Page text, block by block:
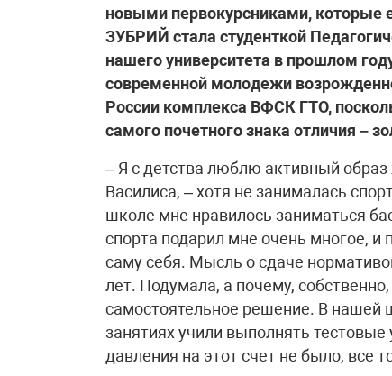
новыми первокурсниками, которые
ЗУБРИЙ стала студенткой
нашего университета в прошлом
современной молодежи
России комплекса ВФСК ГТО,
самого почетного знака отличия –
– Я ​с детства люблю активный образ
Василиса, – хотя не занималась
школе мне нравилось заниматься
спорта подарил мне очень многое,
саму себя. Мысль о сдаче
лет. Подумала, а почему,
самостоятельное решение. В нашей
занятиях учили выполнять
давления на этот счет не было, все